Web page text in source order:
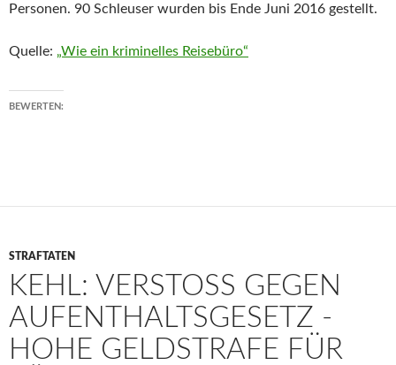
Personen. 90 Schleuser wurden bis Ende Juni 2016 gestellt.
Quelle: „Wie ein kriminelles Reisebüro“
BEWERTEN:
STRAFTATEN
KEHL: VERSTOSS GEGEN A
UFENTHALTSGESETZ - H
OHE GELDSTRAFE FÜR T